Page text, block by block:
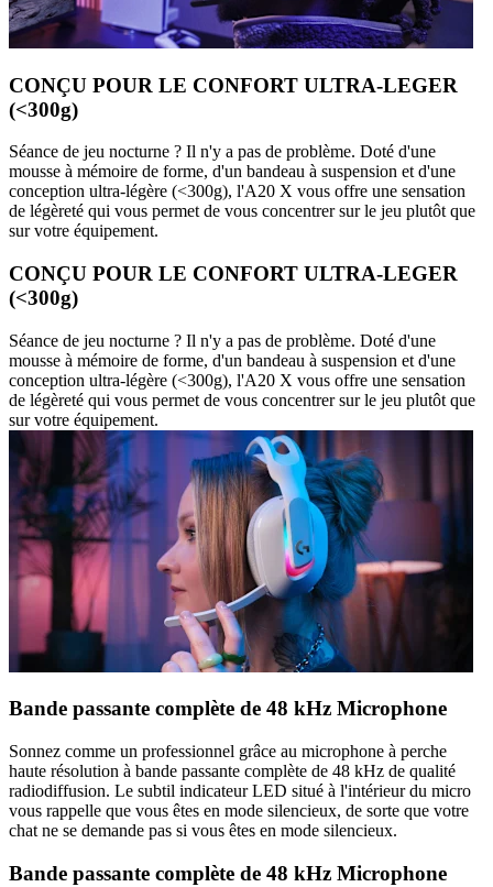
CONÇU POUR LE CONFORT ULTRA-LEGER
(<300g)
Séance de jeu nocturne ? Il n'y a pas de problème. Doté d'une
mousse à mémoire de forme, d'un bandeau à suspension et d'une
conception ultra-légère (<300g), l'A20 X vous offre une sensation
de légèreté qui vous permet de vous concentrer sur le jeu plutôt que
sur votre équipement.
CONÇU POUR LE CONFORT ULTRA-LEGER
(<300g)
Séance de jeu nocturne ? Il n'y a pas de problème. Doté d'une
mousse à mémoire de forme, d'un bandeau à suspension et d'une
conception ultra-légère (<300g), l'A20 X vous offre une sensation
de légèreté qui vous permet de vous concentrer sur le jeu plutôt que
sur votre équipement.
Bande passante complète de 48 kHz Microphone
Sonnez comme un professionnel grâce au microphone à perche
haute résolution à bande passante complète de 48 kHz de qualité
radiodiffusion. Le subtil indicateur LED situé à l'intérieur du micro
vous rappelle que vous êtes en mode silencieux, de sorte que votre
chat ne se demande pas si vous êtes en mode silencieux.
Bande passante complète de 48 kHz Microphone